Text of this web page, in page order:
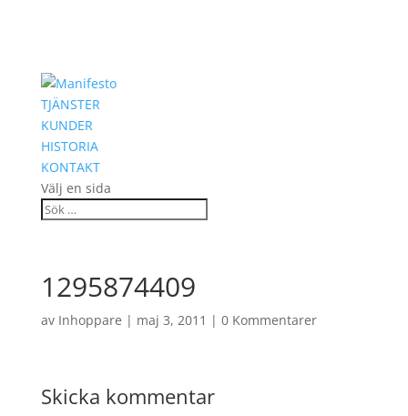
TJÄNSTER
KUNDER
HISTORIA
KONTAKT
Välj en sida
1295874409
av Inhoppare | maj 3, 2011 | 0 Kommentarer
Skicka kommentar